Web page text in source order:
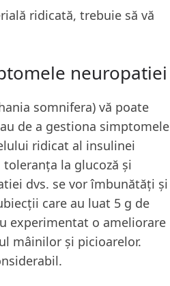
ridicată, trebuie să vă
neuropatiei
somnifera) vă poate
de a gestiona simptomele
ridicat al insulinei
la glucoză și
dvs. se vor îmbunătăți și
care au luat 5 g de
experimentat o ameliorare
mâinilor și picioarelor.